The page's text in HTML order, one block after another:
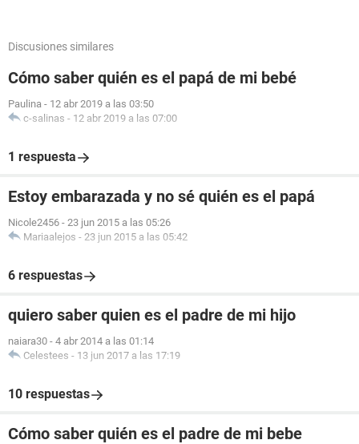
Discusiones similares
Cómo saber quién es el papá de mi bebé
Paulina - 12 abr 2019 a las 03:50
c-salinas - 12 abr 2019 a las 07:00
1 respuesta
Estoy embarazada y no sé quién es el papá
Nicole2456 - 23 jun 2015 a las 05:26
Mariaalejos - 23 jun 2015 a las 05:42
6 respuestas
quiero saber quien es el padre de mi hijo
naiara30 - 4 abr 2014 a las 01:14
Celestees - 13 jun 2017 a las 17:19
10 respuestas
Cómo saber quién es el padre de mi bebe